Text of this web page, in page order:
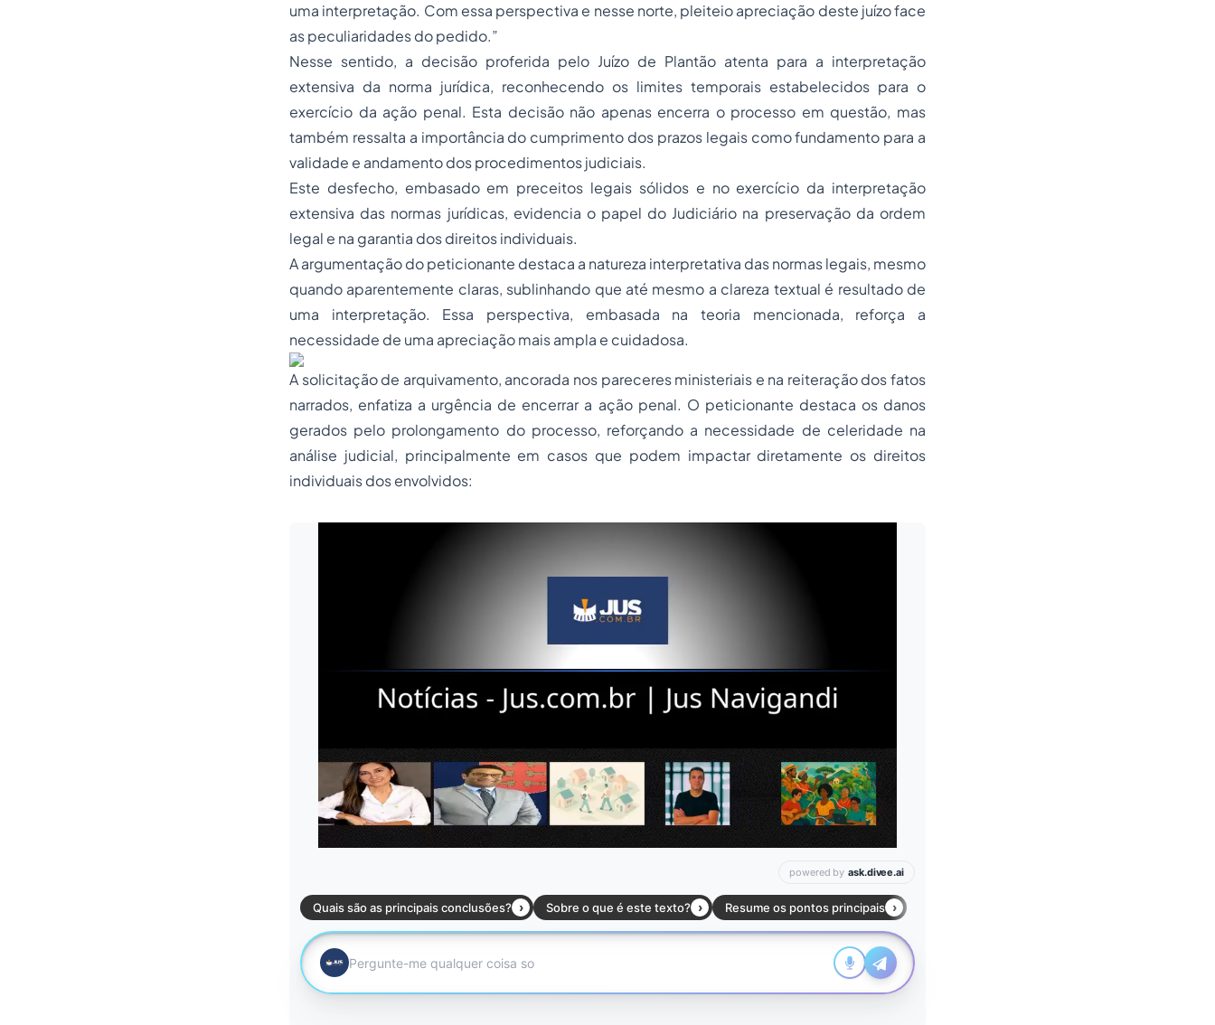
uma interpretação. Com essa perspectiva e nesse norte, pleiteio apreciação deste juízo face
as peculiaridades do pedido.”
Nesse sentido, a decisão proferida pelo Juízo de Plantão atenta para a interpretação
extensiva da norma jurídica, reconhecendo os limites temporais estabelecidos para o
exercício da ação penal. Esta decisão não apenas encerra o processo em questão, mas
também ressalta a importância do cumprimento dos prazos legais como fundamento para a
validade e andamento dos procedimentos judiciais.
Este desfecho, embasado em preceitos legais sólidos e no exercício da interpretação
extensiva das normas jurídicas, evidencia o papel do Judiciário na preservação da ordem
legal e na garantia dos direitos individuais.
A argumentação do peticionante destaca a natureza interpretativa das normas legais, mesmo
quando aparentemente claras, sublinhando que até mesmo a clareza textual é resultado de
uma interpretação. Essa perspectiva, embasada na teoria mencionada, reforça a
necessidade de uma apreciação mais ampla e cuidadosa.
A solicitação de arquivamento, ancorada nos pareceres ministeriais e na reiteração dos fatos
narrados, enfatiza a urgência de encerrar a ação penal. O peticionante destaca os danos
gerados pelo prolongamento do processo, reforçando a necessidade de celeridade na
análise judicial, principalmente em casos que podem impactar diretamente os direitos
individuais dos envolvidos: